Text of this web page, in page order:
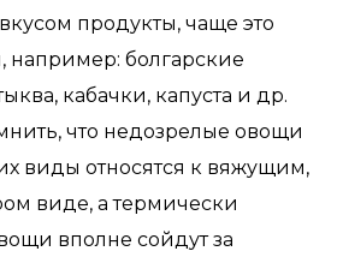
продукты, чаще это
например: болгарские
кабачки, капуста и др.
что недозрелые овощи
виды относятся к вяжущим,
виде, а термически
вполне сойдут за